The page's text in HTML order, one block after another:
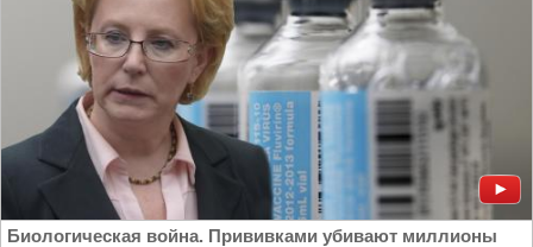
Биологическая война. Прививками убивают миллионы